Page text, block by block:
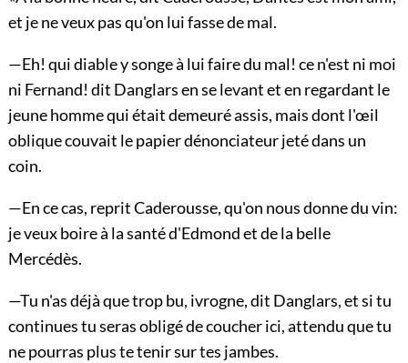
et je ne veux pas qu'on lui fasse de mal.
—Eh! qui diable y songe à lui faire du mal! ce n'est ni moi
ni Fernand! dit Danglars en se levant et en regardant le
jeune homme qui était demeuré assis, mais dont l'œil
oblique couvait le papier dénonciateur jeté dans un
coin.
—En ce cas, reprit Caderousse, qu'on nous donne du vin:
je veux boire à la santé d'Edmond et de la belle
Mercédès.
—Tu n'as déjà que trop bu, ivrogne, dit Danglars, et si tu
continues tu seras obligé de coucher ici, attendu que tu
ne pourras plus te tenir sur tes jambes.